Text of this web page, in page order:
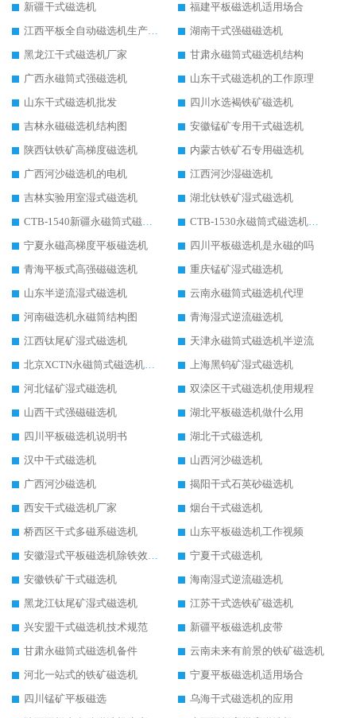
新疆干式磁选机
福建平板磁选机适用场合
江西平板全自动磁选机生产厂家
湖南干式强磁磁选机
黑龙江干式磁选机厂家
甘肃永磁筒式磁选机结构
广西永磁筒式强磁选机
山东干式磁选机的工作原理
山东干式磁选机批发
四川水选褐铁矿磁选机
吉林永磁磁选机结构图
安徽锰矿专用干式磁选机
陕西钛铁矿高梯度磁选机
内蒙古铁矿石专用磁选机
广西河沙磁选机的电机
江西河沙湿磁选机
吉林实验用室湿式磁选机
湖北钛铁矿湿式磁选机
CTB-1540新疆永磁筒式磁选机
CTB-1530永磁筒式磁选机代理商
宁夏永磁高梯度平板磁选机
四川平板磁选机是永磁的吗
青海平板式高强磁磁选机
重庆锰矿湿式磁选机
山东半逆流湿式磁选机
云南永磁筒式磁选机代理
河南磁选机永磁筒结构图
青海湿式逆流磁选机
江西钛尾矿湿式磁选机
天津永磁筒式磁选机半逆流
北京XCTN永磁筒式磁选机磁块位置
上海黑钨矿湿式磁选机
河北锰矿湿式磁选机
双滦区干式磁选机使用规程
山西干式强磁磁选机
湖北平板磁选机做什么用
四川平板磁选机说明书
湖北干式磁选机
汉中干式磁选机
山西河沙磁选机
广西河沙磁选机
揭阳干式石英砂磁选机
西安干式磁选机厂家
烟台干式磁选机
桥西区干式多磁系磁选机
山东平板磁选机工作视频
安徽湿式平板磁选机除铁效果怎么样
宁夏干式磁选机
安徽铁矿干式磁选机
海南湿式逆流磁选机
黑龙江钛尾矿湿式磁选机
江苏干式选铁矿磁选机
兴安盟干式磁选机技术规范
新疆平板磁选机皮带
甘肃永磁筒式磁选机备件
云南未来有前景的铁矿磁选机
河北一站式的铁矿磁选机
宁夏平板磁选机适用场合
四川锰矿平板磁选
乌海干式磁选机的应用